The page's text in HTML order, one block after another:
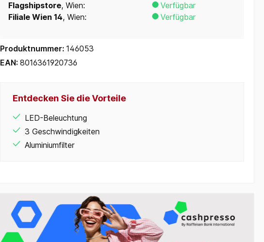
Flagshipstore, Wien:
Verfügbar
Filiale Wien 14, Wien: Verfügbar
Produktnummer: 146053
EAN: 8016361920736
Entdecken Sie die Vorteile
LED-Beleuchtung
3 Geschwindigkeiten
Aluminiumfilter